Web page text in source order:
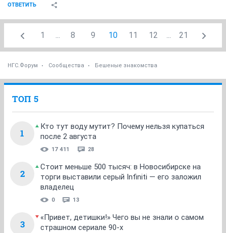
ОТВЕТИТЬ
1 ... 8 9 10 11 12 ... 21
НГС.Форум Сообщества Бешеные знакомства
ТОП 5
1
Кто тут воду мутит? Почему нельзя купаться
после 2 августа
17 411 28
2
Стоит меньше 500 тысяч: в Новосибирске на
торги выставили серый Infiniti — его заложил
владелец
0 13
3
«Привет, детишки!» Чего вы не знали о самом
страшном сериале 90-х